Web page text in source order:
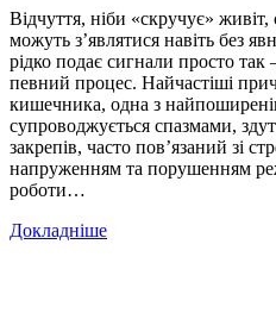
Відчуття, ніби «скручує»
можуть з’являтися навіть без
рідко подає сигнали просто
певний процес. Найчастіші
кишечника, одна з
супроводжується спазмами,
закрепів, часто пов’язаний зі
напруженням та порушенням
роботи…
Докладніше